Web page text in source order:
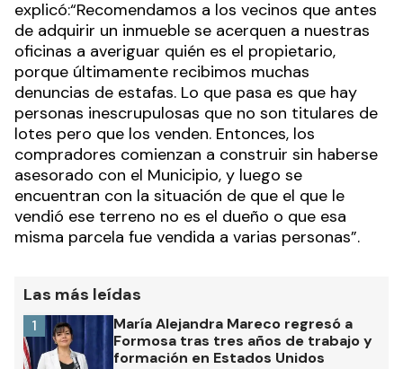
explicó:“Recomendamos a los vecinos que antes
de adquirir un inmueble se acerquen a nuestras
oficinas a averiguar quién es el propietario,
porque últimamente recibimos muchas
denuncias de estafas. Lo que pasa es que hay
personas inescrupulosas que no son titulares de
lotes pero que los venden. Entonces, los
compradores comienzan a construir sin haberse
asesorado con el Municipio, y luego se
encuentran con la situación de que el que le
vendió ese terreno no es el dueño o que esa
misma parcela fue vendida a varias personas”.
Las más leídas
María Alejandra Mareco regresó a
Formosa tras tres años de trabajo y
formación en Estados Unidos
1